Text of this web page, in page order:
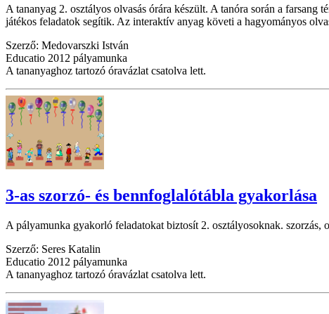
A tananyag 2. osztályos olvasás órára készült. A tanóra során a
játékos feladatok segítik. Az interaktív anyag követi a hagyományos
Szerző: Medovarszki István
Educatio 2012 pályamunka
A tananyaghoz tartozó óravázlat csatolva lett.
3-as szorzó- és bennfoglalótábla gyakorlása
A pályamunka gyakorló feladatokat biztosít 2. osztályosoknak. szorzás,
Szerző: Seres Katalin
Educatio 2012 pályamunka
A tananyaghoz tartozó óravázlat csatolva lett.